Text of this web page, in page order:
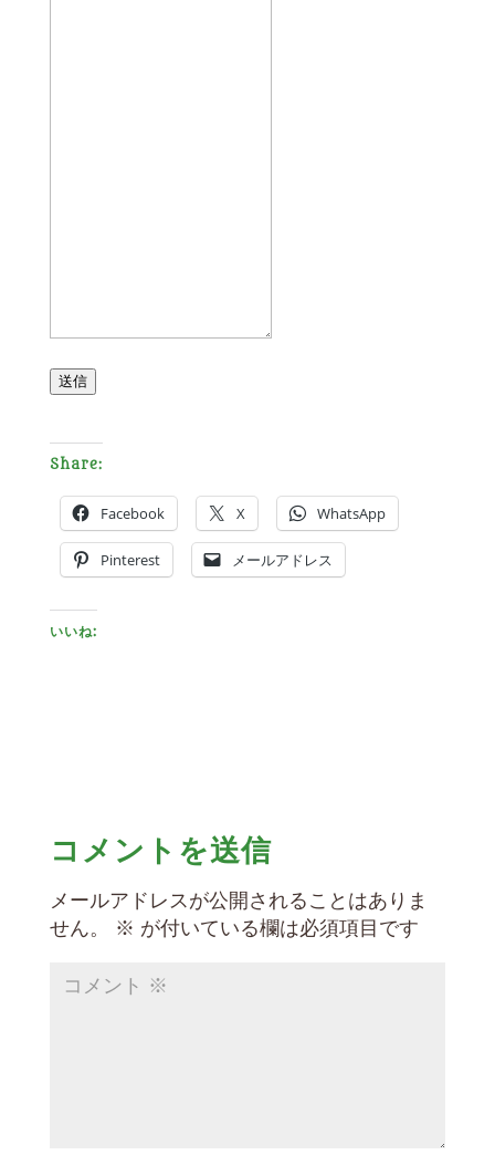
送信
Share:
Facebook X WhatsApp
Pinterest メールアドレス
いいね:
コメントを送信
メールアドレスが公開されることはありま
せん。
※ が付いている欄は必須項目です